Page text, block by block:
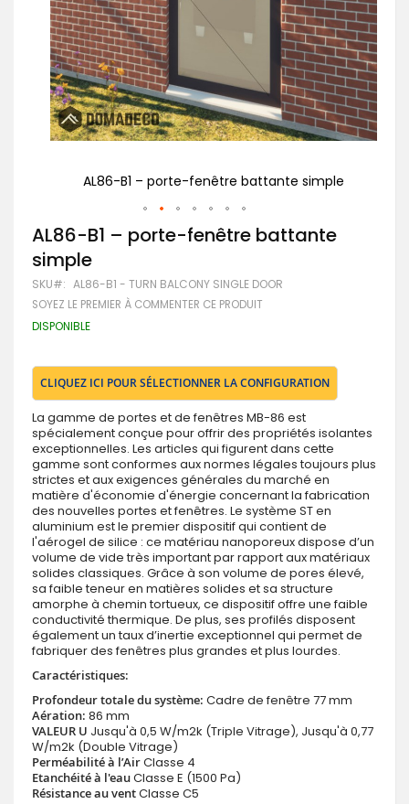
AL86-B1 – porte-fenêtre battante simple
Passer
au
début
de
la
Galerie
d’images
AL86-B1 – porte-fenêtre battante
simple
SKU AL86-B1 - TURN BALCONY SINGLE DOOR
SOYEZ LE PREMIER À COMMENTER CE PRODUIT
DISPONIBLE
CLIQUEZ ICI POUR SÉLECTIONNER LA CONFIGURATION
La gamme de portes et de fenêtres MB-86 est
spécialement conçue pour offrir des propriétés isolantes
exceptionnelles. Les articles qui figurent dans cette
gamme sont conformes aux normes légales toujours plus
strictes et aux exigences générales du marché en
matière d'économie d'énergie concernant la fabrication
des nouvelles portes et fenêtres. Le système ST en
aluminium est le premier dispositif qui contient de
l'aérogel de silice : ce matériau nanoporeux dispose d’un
volume de vide très important par rapport aux matériaux
solides classiques. Grâce à son volume de pores élevé,
sa faible teneur en matières solides et sa structure
amorphe à chemin tortueux, ce dispositif offre une faible
conductivité thermique. De plus, ses profilés disposent
également un taux d’inertie exceptionnel qui permet de
fabriquer des fenêtres plus grandes et plus lourdes.
Caractéristiques:
Profondeur totale du système: Cadre de fenêtre 77 mm
Aération: 86 mm
VALEUR U Jusqu'à 0,5 W/m2k (Triple Vitrage), Jusqu'à 0,77
W/m2k (Double Vitrage)
Perméabilité à l’AirClasse 4
Etanchéité à l'eauClasse E (1500 Pa)
Résistance au ventClasse C5